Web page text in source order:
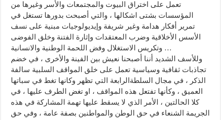
تعمل على اختراق البيوت والمجتمعات والأسر وغيرها من
المؤسسات بشتى اشكالها ، والتي أصبحت بدورها تستغل في
تمرير أفكار هدامة وغير شريفة وإيديولوجيات مبنية على نسف
الأسس الأخلاقية وضرب المعتقدات وإثارة الفتنة وخلق الفوضى
وتكريس الاستغلال وفض اللحمة الوطنية والانسانية …
وللأسف الشديد أننا أصبحنا نعيش بين الفينة والأخرى ، في خضم
تجاذبات ثقافية وسياسية تعمل على خلق المواقف السلبية سالفة
الذكر ، في مجال السلطةالرابعة التي تظهر وكانها تغط في سباتها
العميق ، وكأنها تفتعل هذه المواقف ، او تغض الطرف عليها ، في
كلا الحالتين ، الأمر الذي لا يسقط عليها تهمة المشاركة في هذه
الجريمة الشنعاء في حق الوطن والمواطنين بصفة عامة ، وفي حق